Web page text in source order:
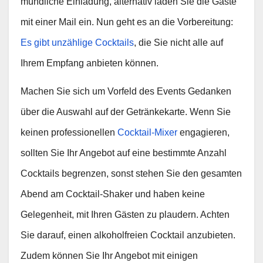
mit einer Mail ein. Nun geht es an die Vorbereitung:
Es gibt unzählige Cocktails, die Sie nicht alle auf
Ihrem Empfang anbieten können.
Machen Sie sich um Vorfeld des Events Gedanken
über die Auswahl auf der Getränkekarte. Wenn Sie
keinen professionellen Cocktail-Mixer engagieren,
sollten Sie Ihr Angebot auf eine bestimmte Anzahl
Cocktails begrenzen, sonst stehen Sie den gesamten
Abend am Cocktail-Shaker und haben keine
Gelegenheit, mit Ihren Gästen zu plaudern. Achten
Sie darauf, einen alkoholfreien Cocktail anzubieten.
Zudem können Sie Ihr Angebot mit einigen